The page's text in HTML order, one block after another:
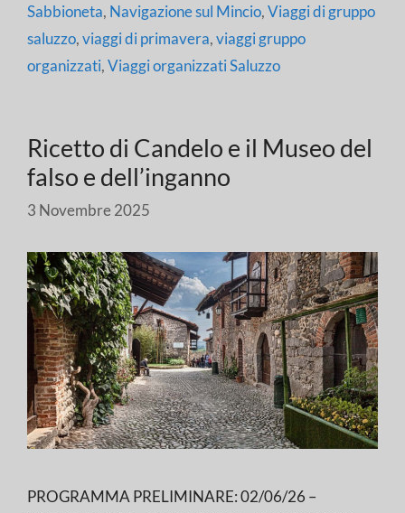
Sabbioneta, Navigazione sul Mincio,Viaggi di gruppo
saluzzo,viaggi di primavera,viaggi gruppo
organizzati,Viaggi organizzati Saluzzo
Ricetto di Candelo e il Museo del
falso e dell’inganno
3 Novembre 2025
PROGRAMMA PRELIMINARE: 02/06/26 –